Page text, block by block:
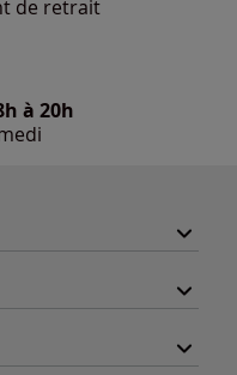
de retrait
à 20h